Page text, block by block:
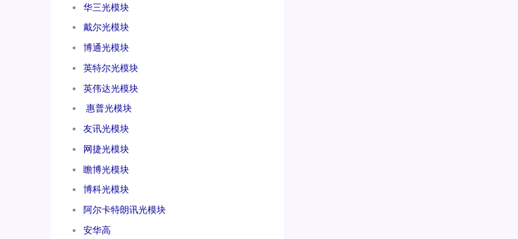
华三光模块
戴尔光模块
博通光模块
英特尔光模块
英伟达光模块
惠普光模块
友讯光模块
网捷光模块
瞻博光模块
博科光模块
阿尔卡特朗讯光模块
安华高